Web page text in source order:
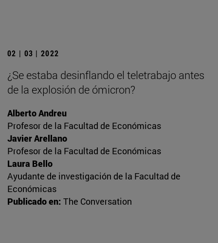
02 | 03 | 2022
¿Se estaba desinflando el teletrabajo antes
de la explosión de ómicron?
Alberto Andreu
Profesor de la Facultad de Económicas
Javier Arellano
Profesor de la Facultad de Económicas
Laura Bello
Ayudante de investigación de la Facultad de
Económicas
Publicado en: The Conversation